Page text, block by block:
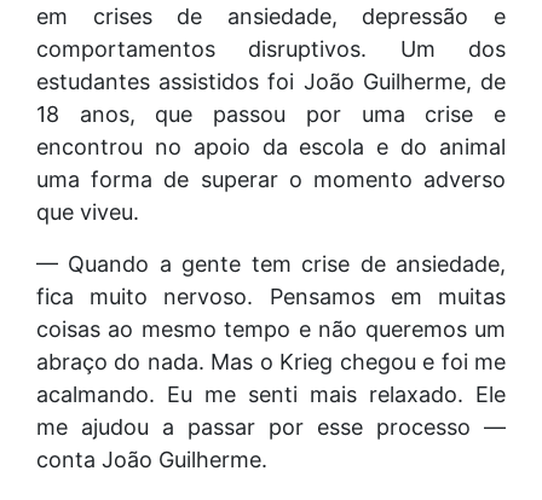
em crises de ansiedade, depressão e
comportamentos disruptivos. Um dos
estudantes assistidos foi João Guilherme, de
18 anos, que passou por uma crise e
encontrou no apoio da escola e do animal
uma forma de superar o momento adverso
que viveu.
— Quando a gente tem crise de ansiedade,
fica muito nervoso. Pensamos em muitas
coisas ao mesmo tempo e não queremos um
abraço do nada. Mas o Krieg chegou e foi me
acalmando. Eu me senti mais relaxado. Ele
me ajudou a passar por esse processo —
conta João Guilherme.